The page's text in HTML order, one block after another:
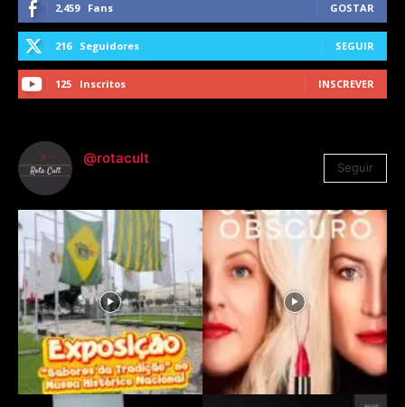
2,459 Fans GOSTAR
216 Seguidores SEGUIR
125 Inscritos INSCREVER
@rotacult
Seguir